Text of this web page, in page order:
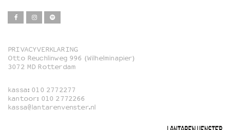
Film
Familie
Film in English
PRIVACYVERKLARING
Otto Reuchlinweg 996 (Wilhelminapier)
3072 MD Rotterdam
kassa: 010 2772277
kantoor: 010 2772266
kassa@lantarenvenster.nl